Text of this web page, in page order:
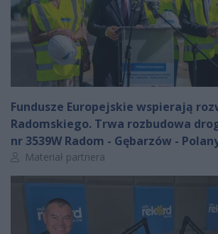
Fundusze Europejskie wspierają
Radomskiego. Trwa rozbudowa
nr 3539W Radom - Gębarzów -
Autor artykułu:
Materiał partnera